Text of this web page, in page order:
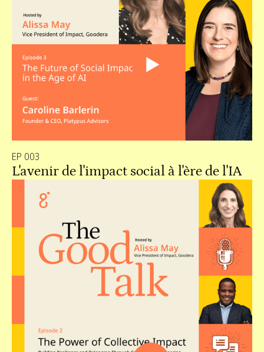
EP 003
L'avenir de l'impact social à l'ère de l'IA